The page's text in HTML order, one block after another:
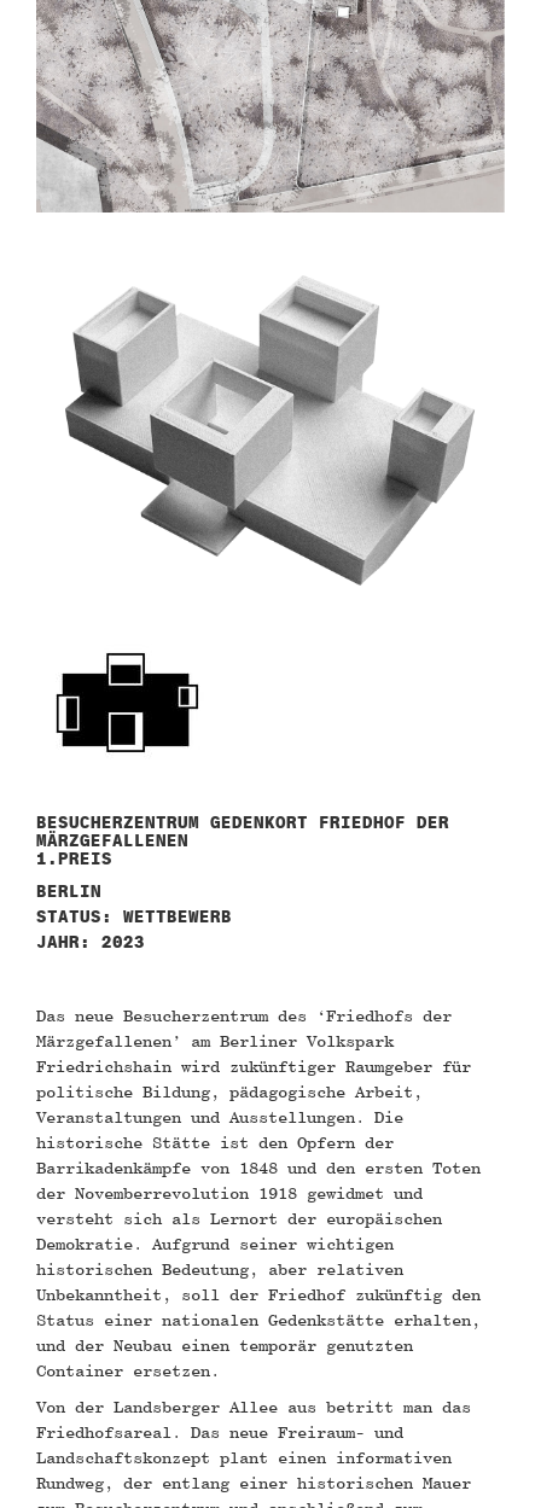
BESUCHERZENTRUM GEDENKORT FRIEDHOF DER
MÄRZGEFALLENEN
1.PREIS
BERLIN
STATUS: WETTBEWERB
JAHR: 2023
Das neue Besucherzentrum des ‘Friedhofs der
Märzgefallenen’ am Berliner Volkspark
Friedrichshain wird zukünftiger Raumgeber für
politische Bildung, pädagogische Arbeit,
Veranstaltungen und Ausstellungen. Die
historische Stätte ist den Opfern der
Barrikadenkämpfe von 1848 und den ersten Toten
der Novemberrevolution 1918 gewidmet und
versteht sich als Lernort der europäischen
Demokratie. Aufgrund seiner wichtigen
historischen Bedeutung, aber relativen
Unbekanntheit, soll der Friedhof zukünftig den
Status einer nationalen Gedenkstätte erhalten,
und der Neubau einen temporär genutzten
Container ersetzen.
Von der Landsberger Allee aus betritt man das
Friedhofsareal. Das neue Freiraum- und
Landschaftskonzept plant einen informativen
Rundweg, der entlang einer historischen Mauer